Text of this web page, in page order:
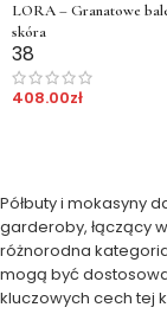
LORA – Granatowe
skóra
38
408.00zł
Półbuty i mokasyny
garderoby, łączący
różnorodna
mogą być
kluczowych cech tej